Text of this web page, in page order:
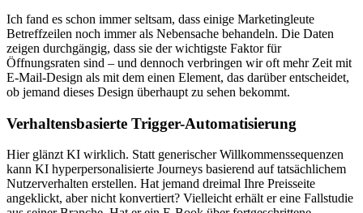
Ich fand es schon immer seltsam, dass einige Marketingleute
Betreffzeilen noch immer als Nebensache behandeln. Die Daten
zeigen durchgängig, dass sie der wichtigste Faktor für
Öffnungsraten sind – und dennoch verbringen wir oft mehr Zeit mit
E-Mail-Design als mit dem einen Element, das darüber entscheidet,
ob jemand dieses Design überhaupt zu sehen bekommt.
Verhaltensbasierte Trigger-Automatisierung
Hier glänzt KI wirklich. Statt generischer Willkommenssequenzen
kann KI hyperpersonalisierte Journeys basierend auf tatsächlichem
Nutzerverhalten erstellen. Hat jemand dreimal Ihre Preisseite
angeklickt, aber nicht konvertiert? Vielleicht erhält er eine Fallstudie